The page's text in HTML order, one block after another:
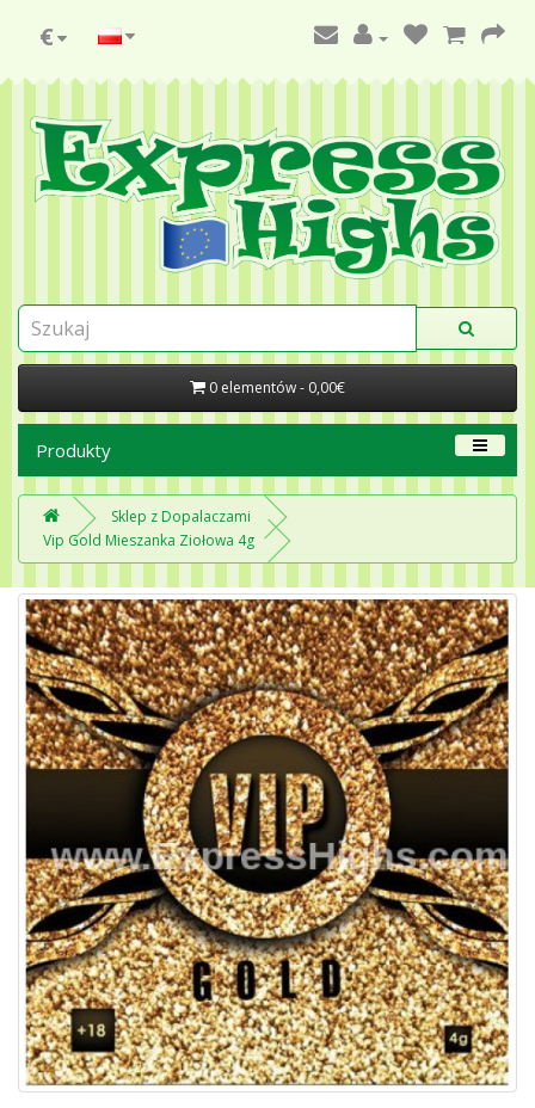
€
0 elementów - 0,00€
Produkty
Sklep z Dopalaczami
Vip Gold Mieszanka Ziołowa 4g